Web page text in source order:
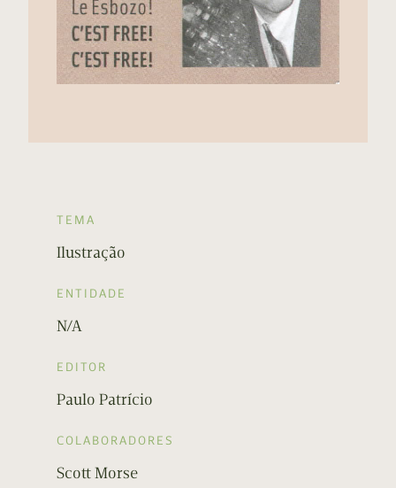
TEMA
Ilustração
ENTIDADE
N/A
EDITOR
Paulo Patrício
COLABORADORES
Scott Morse